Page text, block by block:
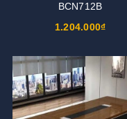
BCN712B
1.204.000₫